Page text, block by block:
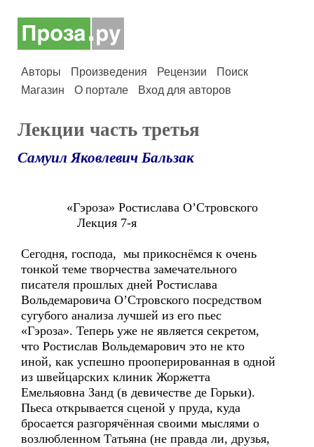
Авторы Произведения Рецензии
Поиск
Магазин
О портале Вход для авторов
Лекции часть третья
Самуил Яковлевич Бальзак
«Гэроза» Ростислава О’Cтровского
Лекция 7-я
Сегодня, господа, мы прикоснёмся к очень
тонкой теме творчества замечательного
писателя прошлых дней Ростислава
Вольдемаровича О’Cтровского посредством
сугубого анализа лучшей из его пьес
«Гэроза». Теперь уже не является секретом,
что Ростислав Вольдемарович это не кто
иной, как успешно прооперированная в одной
из швейцарских клиник Жоржетта
Емельяовна Занд (в девичестве де Горьки).
Пьеса открывается сценой у пруда, куда
бросается разгорячённая своими мыслями о
возлюбленном Татьяна (не правда ли, друзья,